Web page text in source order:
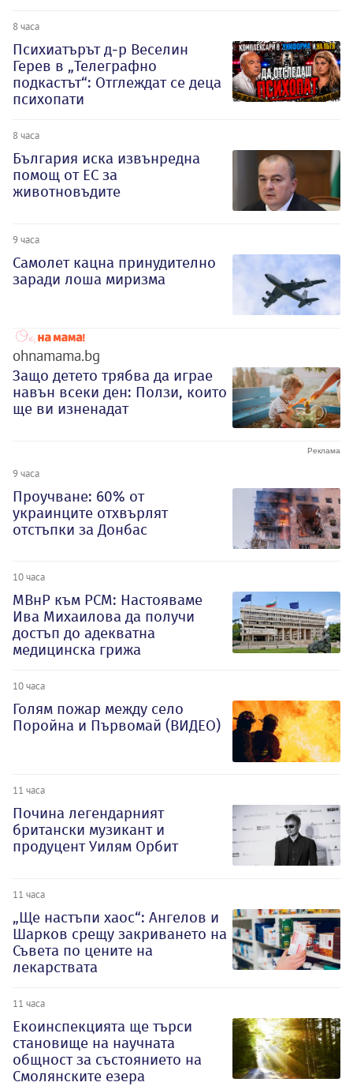
8 часа
Психиатърът д-р Веселин
Герев в „Телеграфно
подкастът“: Отглеждат се деца
психопати
8 часа
България иска извънредна
помощ от ЕС за
животновъдите
9 часа
Самолет кацна принудително
заради лоша миризма
ohnamama.bg
Защо детето трябва да играе
навън всеки ден: Ползи, които
ще ви изненадат
9 часа
Проучване: 60% от
украинците отхвърлят
отстъпки за Донбас
10 часа
МВнР към РСМ: Настояваме
Ива Михаилова да получи
достъп до адекватна
медицинска грижа
10 часа
Голям пожар между село
Поройна и Първомай (ВИДЕО)
11 часа
Почина легендарният
британски музикант и
продуцент Уилям Орбит
11 часа
„Ще настъпи хаос“: Ангелов и
Шарков срещу закриването на
Съвета по цените на
лекарствата
11 часа
Екоинспекцията ще търси
становище на научната
общност за състоянието на
Смолянските езера